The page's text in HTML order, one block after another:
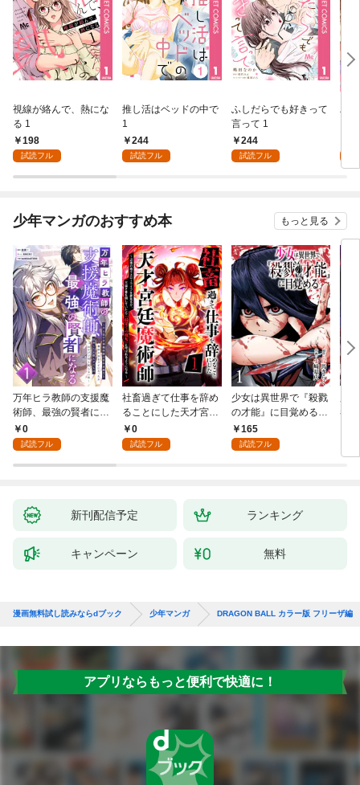
視線が絡んで、熱にな
る 1
198
試読フル
推し活はベッドの中で
1
244
試読フル
ふしだらでも好きって
言って 1
244
試読フル
パ
少年マンガのおすすめ本 もっと見る
万年ヒラ教師の支援魔
術師、最強の賢者にな
る～不人気の支援魔術
師は給料泥棒だと魔術
が、出世した元教え子
0
試読フル
社畜過ぎて仕事を辞め
ることにした天才宮廷
魔術師～辺境の地でス
ローライフを夢見る
0
試読フル
少女は異世界で『殺戮
の才能』に目覚める
(話売り) #1
165
試読フル
者
新刊配信予定 ランキング
キャンペーン 無料
漫画無料試し読みならdブック 少年マンガ DRAGON BALL カラー版 フリーザ編
アプリならもっと便利で快適に！